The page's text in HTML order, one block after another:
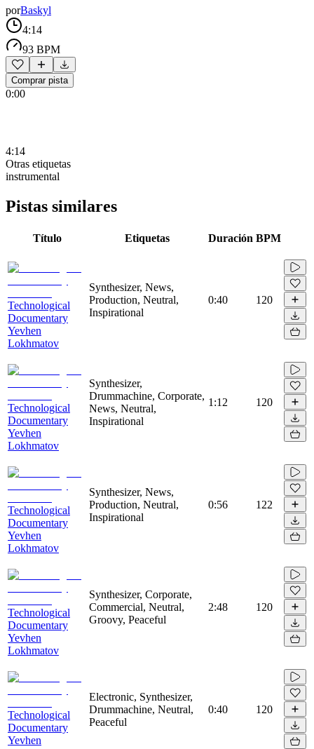
porBaskyl
4:14
93 BPM
Comprar pista
0:00
4:14
Otras etiquetas
instrumental
Pistas similares
Título Etiquetas Duración BPM
Technological
Documentary
Yevhen
Lokhmatov
Synthesizer, News,
Production, Neutral,
Inspirational
0:40 120
Technological
Documentary
Yevhen
Lokhmatov
Synthesizer,
Drummachine, Corporate,
News, Neutral,
Inspirational
1:12 120
Technological
Documentary
Yevhen
Lokhmatov
Synthesizer, News,
Production, Neutral,
Inspirational
0:56 122
Technological
Documentary
Yevhen
Lokhmatov
Synthesizer, Corporate,
Commercial, Neutral,
Groovy, Peaceful
2:48 120
Technological
Documentary
Yevhen
Electronic, Synthesizer,
Drummachine, Neutral,
Peaceful
0:40 120